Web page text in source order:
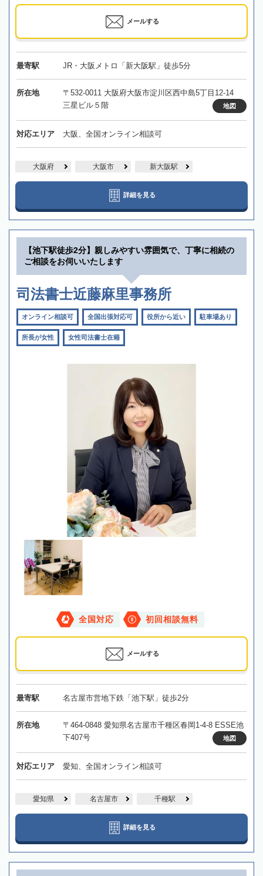
メールする
最寄駅 JR・大阪メトロ「新大阪駅」徒歩5分
所在地
〒532-0011 大阪府大阪市淀川区西中島5丁目12-14
三星ビル５階
地図
対応エリア 大阪、全国オンライン相談可
大阪府 大阪市 新大阪駅
詳細を見る
【池下駅徒歩2分】親しみやすい雰囲気で、丁寧に相続の
ご相談をお伺いいたします
司法書士近藤麻里事務所
オンライン相談可 全国出張対応可 役所から近い 駐車場あり
所長が女性 女性司法書士在籍
全国対応 初回相談無料
メールする
最寄駅 名古屋市営地下鉄「池下駅」徒歩2分
所在地
〒464-0848 愛知県名古屋市千種区春岡1-4-8 ESSE池
下407号
地図
対応エリア 愛知、全国オンライン相談可
愛知県 名古屋市 千種駅
詳細を見る